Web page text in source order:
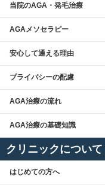
当院のAGA・発毛治療
AGAメソセラピー
安心して通える理由
プライバシーの配慮
AGA治療の流れ
AGA治療の基礎知識
クリニックについて
はじめての方へ